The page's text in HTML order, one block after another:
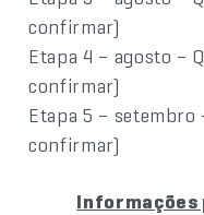
confirmar)
Etapa 4 – agosto –
confirmar)
Etapa 5 – setembro
confirmar)
Informações